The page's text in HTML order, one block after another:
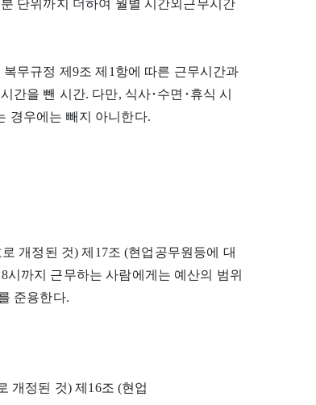
단위까지 더하여 월별 시간외근무시간
무규정 제9조 제1항에 따른 근무시간과
간을 뺀 시간. 다만, 식사･수면･휴식 시
경우에는 빼지 아니한다.
개정된 것) 제17조 (현업공무원등에 대
까지 근무하는 사람에게는 예산의 범위
준용한다.
개정된 것) 제16조 (현업